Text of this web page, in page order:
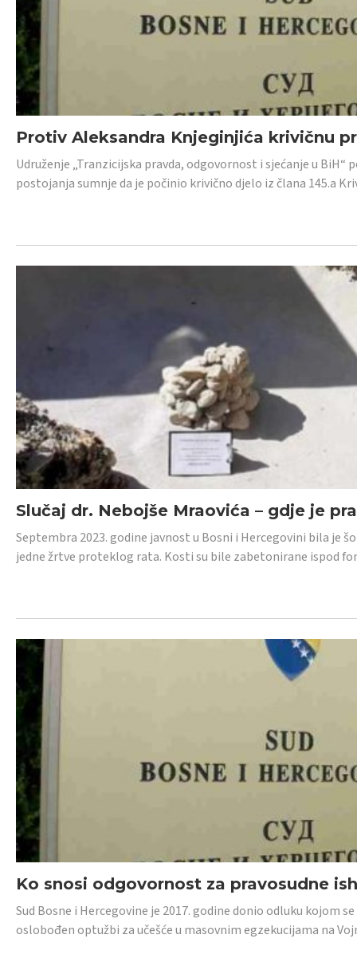
Protiv Aleksandra Knjeginjića krivičnu
Udruženje „Tranzicijska pravda, odgovornost i sjećanje u
postojanja sumnje da je počinio krivično djelo iz člana 145.a
Slučaj dr. Nebojše Mraovića – gdje je
Septembra 2023. godine javnost u Bosni i Hercegovini bila je
jedne žrtve proteklog rata. Kosti su bile zabetonirane ispod
Ko snosi odgovornost za pravosudne
Sud Bosne i Hercegovine je 2017. godine donio odluku kojom
oslobođen optužbi za učešće u masovnim egzekucijama na